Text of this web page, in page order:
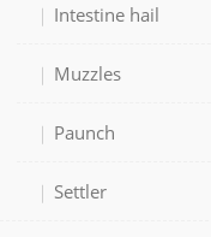
Intestine hail
Muzzles
Paunch
Settler